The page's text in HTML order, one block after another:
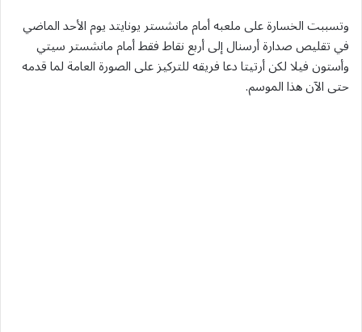
وتسببت الخسارة على ملعبه أمام مانشستر يونايتد يوم الأحد الماضي
في تقليص صدارة أرسنال إلى أربع نقاط فقط أمام مانشستر سيتي
وأستون فيلا لكن أرتيتا دعا فريقه للتركيز على الصورة العامة لما قدمه
حتى الآن هذا الموسم.